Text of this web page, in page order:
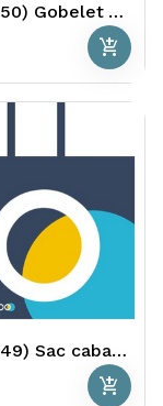
(D015550) Gobelet Audio 2000
add_shopping_cart
(D015549) Sac cabas Audio 2000
add_shopping_cart